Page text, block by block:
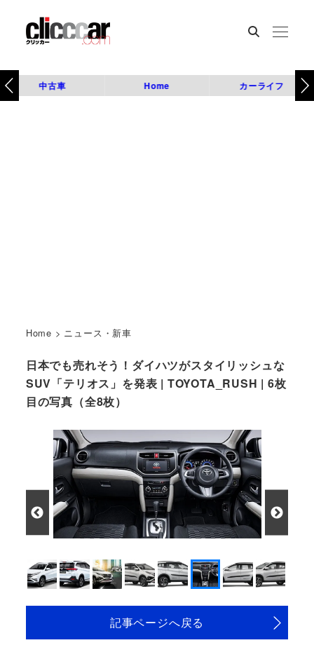
中古車 Home カーライフ
Home > ニュース・新車
日本でも売れそう！ダイハツがスタイリッシュな
SUV「テリオス」を発表 | TOYOTA_RUSH | 6枚
目の写真（全8枚）
記事ページへ戻る